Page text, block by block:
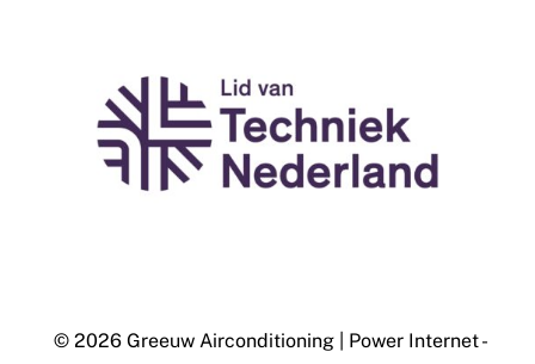
© 2026 Greeuw Airconditioning| Power Internet -